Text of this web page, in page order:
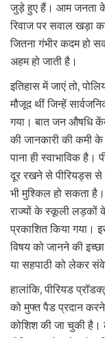
जुड़े हुए हैं। आम जनता
रिवाज पर सवाल खड़ा
जितना गंभीर कदम हो
अहम हो जाती है।
इतिहास में जाएं तो,
मौजूद थीं जिन्हें
गया। बात जन औषधि
की जानकारी की कमी
पाना ही स्वाभाविक
दूर रखने से पीरियड्स से
भी मुश्किल हो सकता
राज्यों के स्कूली लड़कों
प्रकाशित किया गया।
विषय को जानने की
या सहपाठी को लेकर
हालांकि, पीरियड
को मुफ्त पैड प्रदान
कोशिश की जा चुकी है।